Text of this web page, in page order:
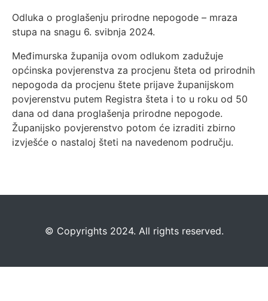
Odluka o proglašenju prirodne nepogode – mraza
stupa na snagu 6. svibnja 2024.
Međimurska županija ovom odlukom zadužuje
općinska povjerenstva za procjenu šteta od prirodnih
nepogoda da procjenu štete prijave županijskom
povjerenstvu putem Registra šteta i to u roku od 50
dana od dana proglašenja prirodne nepogode.
Županijsko povjerenstvo potom će izraditi zbirno
izvješće o nastaloj šteti na navedenom području.
©️ Copyrights 2024. All rights reserved.